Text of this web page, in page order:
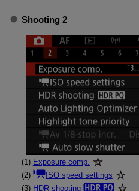
Shooting 2
(1) Exposure comp.
(2)
ISO speed settings
(3) HDR shooting